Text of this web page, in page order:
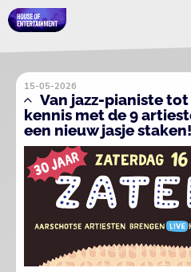
15-05-2026
Van jazz-pianiste
kennis met de 9
een nieuw jasje staken!